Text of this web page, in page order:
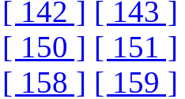
[ 142 ] [ 143 ]
[ 150 ] [ 151 ]
[ 158 ] [ 159 ]